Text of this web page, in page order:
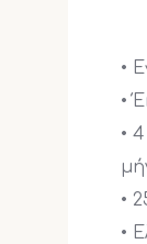
•
•
•
•
•